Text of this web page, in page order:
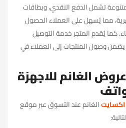
تشمل الدفع النقدي، وبطاقات
مما يُسهل على العملاء الحصول
كما يُقدم المتجر خدمة التوصيل
وصول المنتجات إلى العملاء في
الغانم للاجهزة
الغانم عند التسوق عبر موقع